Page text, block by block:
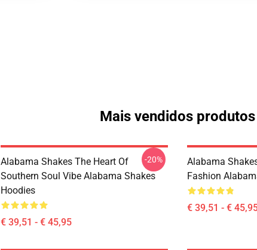
Mais vendidos produtos
Alabama Shakes The Heart Of
Southern Soul Vibe Alabama Shakes
Hoodies
€ 39,51 - € 45,95
-20%
Alabama
Fashion
€ 39,51 - €